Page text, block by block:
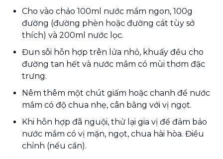
Cho vào chảo 100ml nước mắm ngon, 100g
đường (đường phèn hoặc đường cát tùy sở
thích) và 200ml nước lọc.
Đun sôi hỗn hợp trên lửa nhỏ, khuấy đều cho
đường tan hết và nước mắm có mùi thơm đặc
trưng.
Nêm thêm một chút giấm hoặc chanh để nước
mắm có độ chua nhẹ, cân bằng với vị ngọt.
Khi hỗn hợp đã nguội, thử lại gia vị để đảm bảo
nước mắm có vị mặn, ngọt, chua hài hòa. Điều
chỉnh (nếu cần).